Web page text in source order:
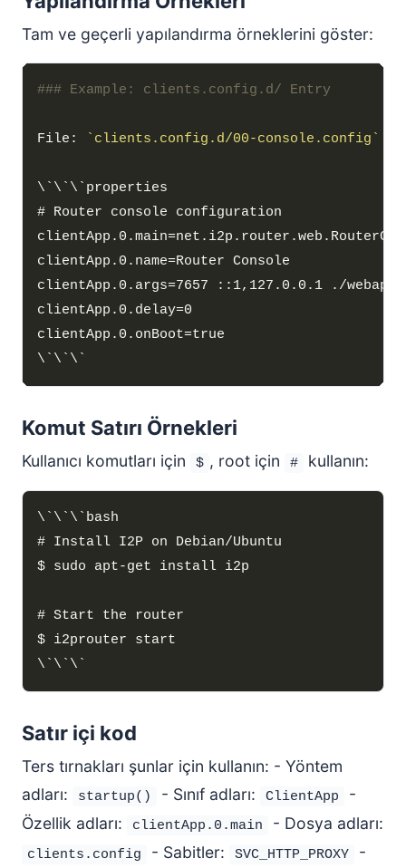
Tam ve geçerli yapılandırma örneklerini göster:
File: `clients.config.d/00-console.config`
Komut Satırı Örnekleri
Kullanıcı komutları için $ , root için # kullanın:
Satır içi kod
Ters tırnakları şunlar için kullanın: - Yöntem
adları:
startup() - Sınıf adları: ClientApp
-
Özellik adları:
clientApp.0.main - Dosya adları:
clients.config - Sabitler: SVC_HTTP_PROXY -